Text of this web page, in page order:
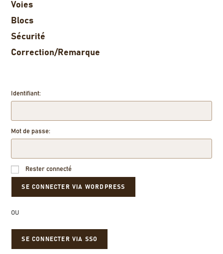
Voies
Blocs
Sécurité
Correction/Remarque
Identifiant:
Mot de passe:
Rester connecté
OU
SE CONNECTER VIA SSO